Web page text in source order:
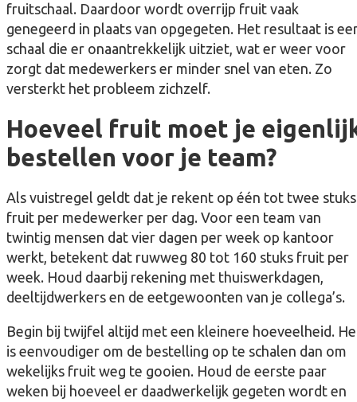
fruitschaal. Daardoor wordt overrijp fruit vaak
genegeerd in plaats van opgegeten. Het resultaat is
schaal die er onaantrekkelijk uitziet, wat er weer voor
zorgt dat medewerkers er minder snel van eten. Zo
versterkt het probleem zichzelf.
Hoeveel fruit moet je
bestellen voor je team?
Als vuistregel geldt dat je rekent op één tot twee stuks
fruit per medewerker per dag. Voor een team van
twintig mensen dat vier dagen per week op kantoor
werkt, betekent dat ruwweg 80 tot 160 stuks fruit per
week. Houd daarbij rekening met thuiswerkdagen,
deeltijdwerkers en de eetgewoonten van je collega’s.
Begin bij twijfel altijd met een kleinere hoeveelheid.
is eenvoudiger om de bestelling op te schalen dan om
wekelijks fruit weg te gooien. Houd de eerste paar
weken bij hoeveel er daadwerkelijk gegeten wordt en